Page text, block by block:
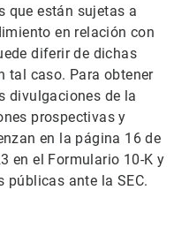
que están sujetas a
en relación con
diferir de dichas
tal caso. Para obtener
divulgaciones de la
prospectivas y
en la página 16 de
en el Formulario 10-K y
públicas ante la SEC.